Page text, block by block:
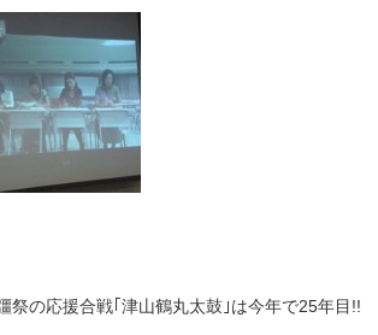
祭の応援合戦｢津山鶴丸太鼓｣は今年で25年目!!